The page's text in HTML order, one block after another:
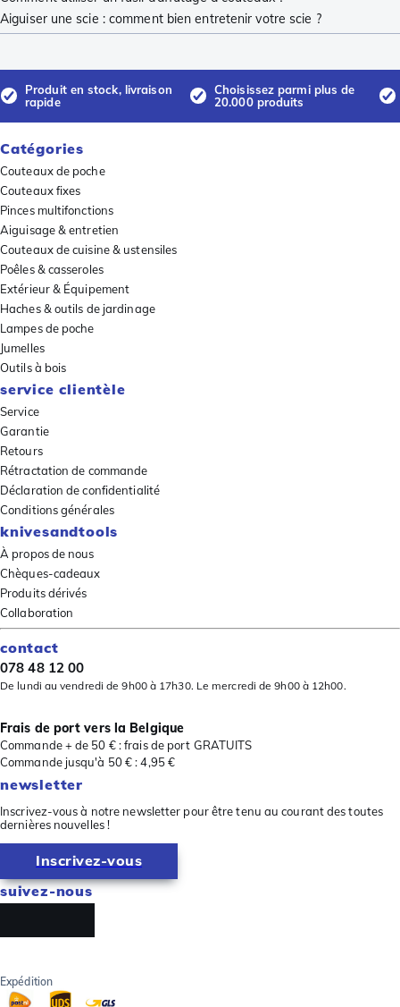
Aiguiser une scie : comment bien entretenir votre scie ?
Produit en stock, livraison
rapide
Choisissez parmi plus de
20.000 produits
Catégories
Couteaux de poche
Couteaux fixes
Pinces multifonctions
Aiguisage & entretien
Couteaux de cuisine & ustensiles
Poêles & casseroles
Extérieur & Équipement
Haches & outils de jardinage
Lampes de poche
Jumelles
Outils à bois
service clientèle
Service
Garantie
Retours
Rétractation de commande
Déclaration de confidentialité
Conditions générales
knivesandtools
À propos de nous
Chèques-cadeaux
Produits dérivés
Collaboration
contact
078 48 12 00
De lundi au vendredi de 9h00 à 17h30. Le mercredi de 9h00 à 12h00.
Frais de port vers la Belgique
Commande + de 50 € : frais de port GRATUITS
Commande jusqu'à 50 € : 4,95 €
newsletter
Inscrivez-vous à notre newsletter pour être tenu au courant des toutes
dernières nouvelles !
Inscrivez-vous
suivez-nous
Expédition